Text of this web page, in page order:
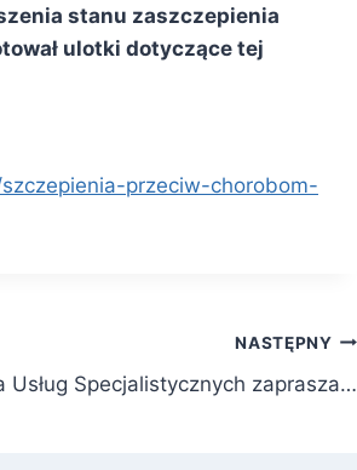
stanu zaszczepienia
ulotki dotyczące tej
przeciw-chorobom-
NASTĘPNY
Usług Specjalistycznych zaprasza…